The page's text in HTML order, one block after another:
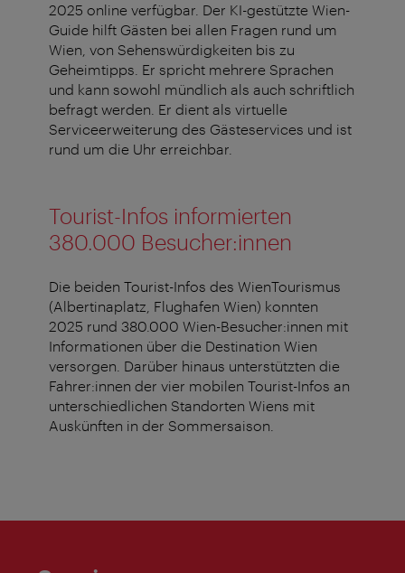
2025 online verfügbar. Der KI-gestützte Wien-
Guide hilft Gästen bei allen Fragen rund um
Wien, von Sehenswürdigkeiten bis zu
Geheimtipps. Er spricht mehrere Sprachen
und kann sowohl mündlich als auch schriftlich
befragt werden. Er dient als virtuelle
Serviceerweiterung des Gästeservices und ist
rund um die Uhr erreichbar.
Tourist-Infos informierten
380.000 Besucher:innen
Die beiden Tourist-Infos des WienTourismus
(Albertinaplatz, Flughafen Wien) konnten
2025 rund 380.000 Wien-Besucher:innen mit
Informationen über die Destination Wien
versorgen. Darüber hinaus unterstützten die
Fahrer:innen der vier mobilen Tourist-Infos an
unterschiedlichen Standorten Wiens mit
Auskünften in der Sommersaison.